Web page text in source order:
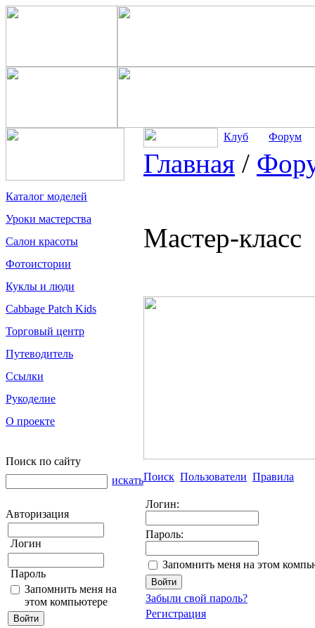
Каталог моделей
Уроки мастерства
Салон красоты
Фотоистории
Куклы и люди
Cabbage Patch Kids
Торговый центр
Путеводитель
Ссылки
Рукоделие
О проекте
Поиск по сайту
искать
Авторизация
Логин
Пароль
Запомнить меня на
этом компьютере
Клуб Форум
Главная /
Мастер-класс
Поиск Пользователи Правила
Логин:
Пароль:
Запомнить меня на этом
Забыли свой пароль?
Регистрация